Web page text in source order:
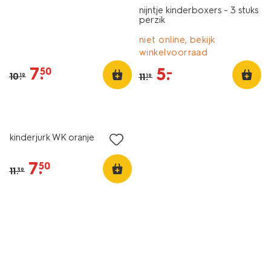
10.19 7.
50
nijntje kinderboxers - 3 stuks
perzik
niet online, bekijk
winkelvoorraad
11.19 5.
–
kinderjurk WK oranje
11.39 7.
50